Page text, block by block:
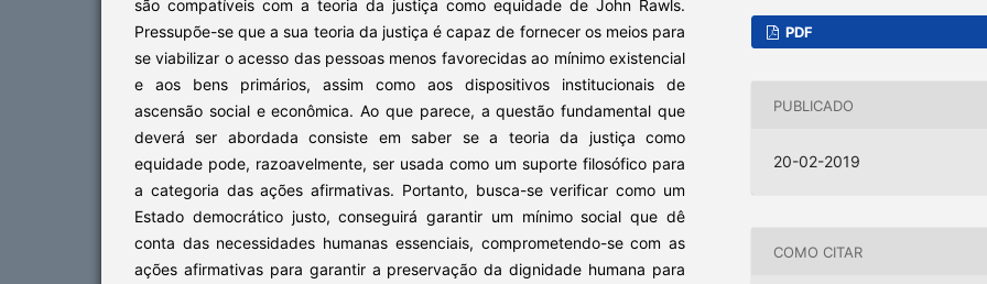
são compatíveis com a teoria da justiça como equidade de John Rawls.
Pressupõe-se que a sua teoria da justiça é capaz de fornecer os meios para
se viabilizar o acesso das pessoas menos favorecidas ao mínimo existencial
e aos bens primários, assim como aos dispositivos institucionais de
ascensão social e econômica. Ao que parece, a questão fundamental que
deverá ser abordada consiste em saber se a teoria da justiça como
equidade pode, razoavelmente, ser usada como um suporte filosófico para
a categoria das ações afirmativas. Portanto, busca-se verificar como um
Estado democrático justo, conseguirá garantir um mínimo social que dê
conta das necessidades humanas essenciais, comprometendo-se com as
ações afirmativas para garantir a preservação da dignidade humana para
PDF
PUBLICADO
20-02-2019
COMO CITAR